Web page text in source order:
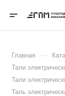
Главная —
Тали
Тали
Таль